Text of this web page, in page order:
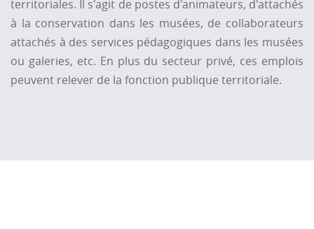
territoriales. Il s'agit de postes d'animateurs, d'attachés
à la conservation dans les musées, de collaborateurs
attachés à des services pédagogiques dans les musées
ou galeries, etc. En plus du secteur privé, ces emplois
peuvent relever de la fonction publique territoriale.